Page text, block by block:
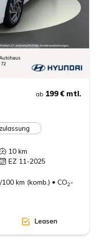
ab 199 € mtl.
10 km
EZ 11-2025
/100 km (komb.) • CO2-
Leasen